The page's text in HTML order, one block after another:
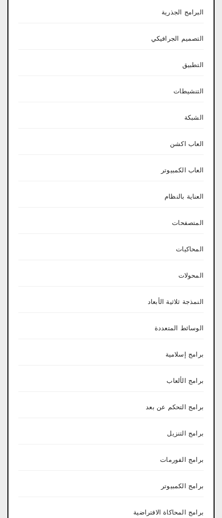
البرامج الجذرية
التصميم الجرافيكي
التطبيق
التنشيطات
الشبكة
العاب اكشن
العاب الكمبيوتر
العناية بالنظام
المتصفحات
المحاكيات
المحولات
النمذجة ثلاثية الأبعاد
الوسائط المتعددة
برامج إسلامية
برامج الألعاب
برامج التحكم عن بعد
برامج التنزيل
برامج الفورمات
برامج الكمبيوتر
برامج المحاكاة الافتراضية